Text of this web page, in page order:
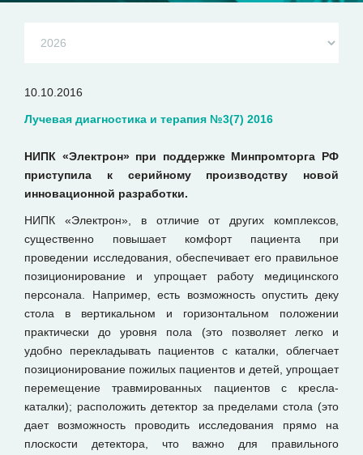
10.10.2016
Лучевая диагностика и терапия №3(7) 2016
НИПК «Электрон» при поддержке Минпромторга РФ
приступила к серийному производству новой
инновационной разработки.
НИПК «Электрон», в отличие от других комплексов,
существенно повышает комфорт пациента при
проведении исследования, обеспечивает его правильное
позиционирование и упрощает работу медицинского
персонала. Например, есть возможность опустить деку
стола в вертикальном и горизонтальном положении
практически до уровня пола (это позволяет легко и
удобно перекладывать пациентов с каталки, облегчает
позиционирование пожилых пациентов и детей, упрощает
перемещение травмированных пациентов с кресла-
каталки); расположить детектор за пределами стола (это
дает возможность проводить исследования прямо на
плоскости детектора, что важно для правильного